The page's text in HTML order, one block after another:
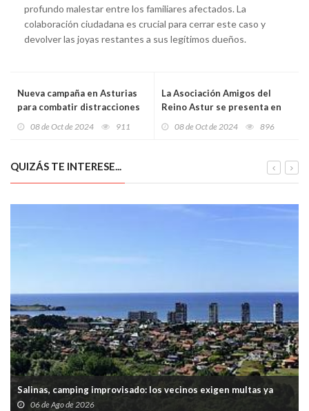
profundo malestar entre los familiares afectados. La
colaboración ciudadana es crucial para cerrar este caso y
devolver las joyas restantes a sus legítimos dueños.
Nueva campaña en Asturias
para combatir distracciones
08 de Oct de 2024 911
La Asociación Amigos del
Reino Astur se presenta en
08 de Oct de 2024 896
QUIZÁS TE INTERESE...
Salinas, camping improvisado: los vecinos exigen multas ya
06 de Ago de 2026